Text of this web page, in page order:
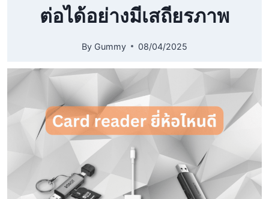
ต่อได้อย่างมีเสถียรภาพ
By Gummy 08/04/2025